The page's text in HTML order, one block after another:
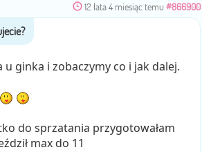
12 lata 4 miesiąc temu #866900
ginka i zobaczymy co i jak dalej.
do sprzatania przygotowałam
max do 11